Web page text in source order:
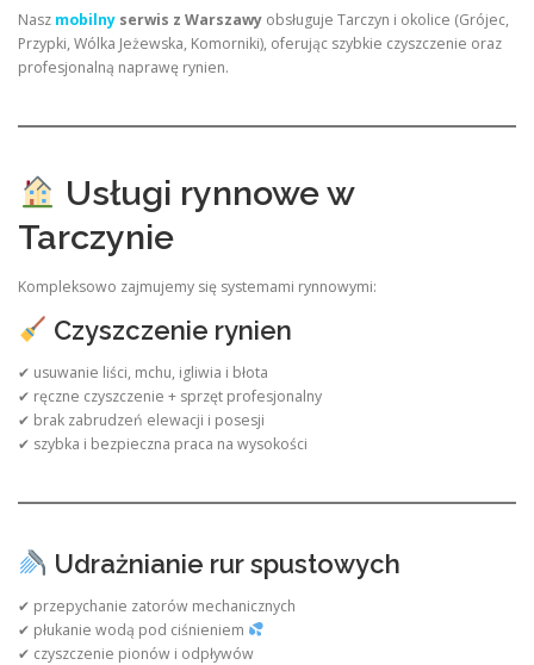
Nasz mobilny serwis z Warszawy obsługuje Tarczyn i okolice (Grójec,
Przypki, Wólka Jeżewska, Komorniki), oferując szybkie czyszczenie oraz
profesjonalną naprawę rynien.
Usługi rynnowe w
Tarczynie
Kompleksowo zajmujemy się systemami rynnowymi:
Czyszczenie rynien
✔ usuwanie liści, mchu, igliwia i błota
✔ ręczne czyszczenie + sprzęt profesjonalny
✔ brak zabrudzeń elewacji i posesji
✔ szybka i bezpieczna praca na wysokości
Udrażnianie rur spustowych
✔ przepychanie zatorów mechanicznych
✔ płukanie wodą pod ciśnieniem
✔ czyszczenie pionów i odpływów